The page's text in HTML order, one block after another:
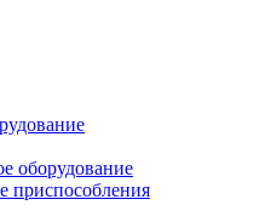
оборудование
приспособления